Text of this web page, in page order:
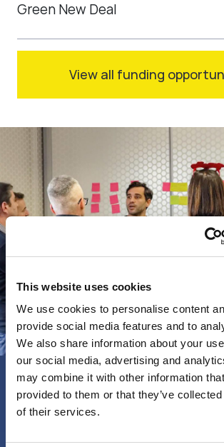
This website uses cookies
We use cookies to personalise content
provide social media features and to
We also share information about your
our social media, advertising and
may combine it with other information
provided to them or that they’ve
of their services.
Green New Deal
View all funding
PNO Innovation